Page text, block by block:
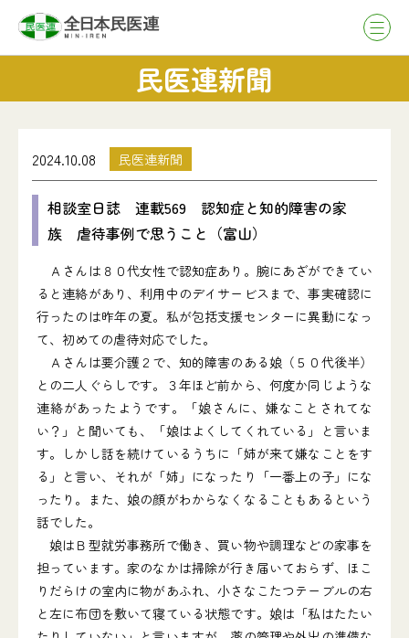
民医連新聞
2024.10.08 民医連新聞
相談室日誌 連載569 認知症と知的障害の家
族 虐待事例で思うこと（富山）
Ａさんは８０代女性で認知症あり。腕にあざができてい
ると連絡があり、利用中のデイサービスまで、事実確認に
行ったのは昨年の夏。私が包括支援センターに異動になっ
て、初めての虐待対応でした。
Ａさんは要介護２で、知的障害のある娘（５０代後半）
との二人ぐらしです。３年ほど前から、何度か同じような
連絡があったようです。「娘さんに、嫌なことされてな
い？」と聞いても、「娘はよくしてくれている」と言いま
す。しかし話を続けているうちに「姉が来て嫌なことをす
る」と言い、それが「姉」になったり「一番上の子」にな
ったり。また、娘の顔がわからなくなることもあるという
話でした。
娘はＢ型就労事務所で働き、買い物や調理などの家事を
担っています。家のなかは掃除が行き届いておらず、ほこ
りだらけの室内に物があふれ、小さなこたつテーブルの右
と左に布団を敷いて寝ている状態です。娘は「私はたたい